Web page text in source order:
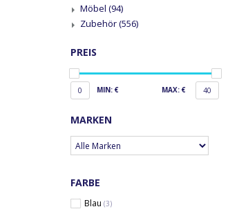
Möbel (94)
Zubehör(556)
PREIS
0 MIN: € MAX: € 40
MARKEN
FARBE
Blau (3)